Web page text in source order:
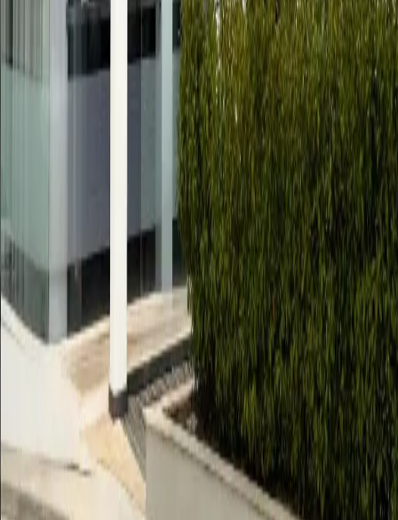
El próximo 27 de junio de 2026, “día de Publicación”, habrá
comida en los salones SENYA EVENTS, “antiguo Cugol”, servida
por el Catering Casablanca y amenizada por la Agrupació
Musical la vall, de Albaida. Se acompañan en archivos adjuntos
los menús, (cuando os apuntéis hay que indicar si el plato es
carne o pescado, e intolerancias) y los precios son los
siguientes:
- Componente adulto - 35,00€ - Componente infantil - 20,00€
- Invitado - 50,00€
Como hemos hecho últimamente en todos los actos, se
canalizará todo a través de las Peñas y sus Representantes,
intentando, en la medida de lo posible, que sean estos los
encargados de comunicar la asistencia y pago de los menús.
Los días acordados para tal fin serán:
- Miércoles 17/06 de 20:00 a 21:30 en la Sede Social de nuestra
Comparsa. - Sábado - 20/06 de 12:30 a 14:00 en la Sede Social
de nuestra Comparsa.